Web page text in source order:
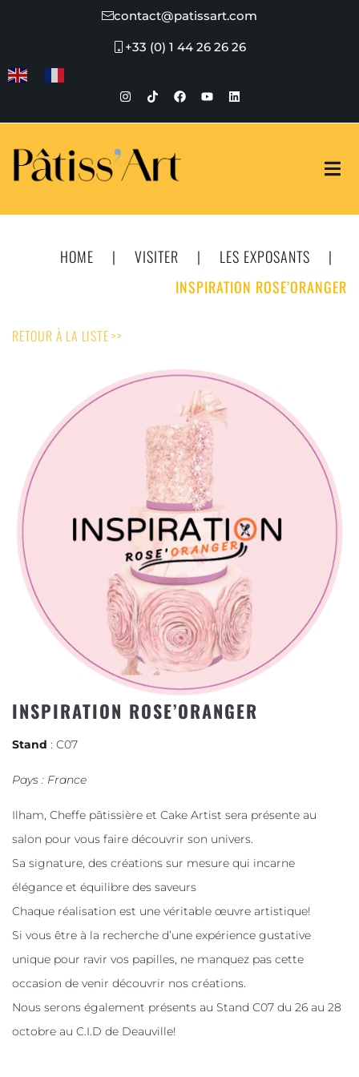
contact@patissart.com
+33 (0) 1 44 26 26 26
HOME | VISITER | LES EXPOSANTS
|
INSPIRATION ROSE’ORANGER
RETOUR À LA LISTE >>
INSPIRATION ROSE’ORANGER
Stand : C07
Pays : France
Ilham, Cheffe pâtissière et Cake Artist sera présente au
salon pour vous faire découvrir son univers.
Sa signature, des créations sur mesure qui incarne
élégance et équilibre des saveurs
Chaque réalisation est une véritable œuvre artistique!
Si vous être à la recherche d’une expérience gustative
unique pour ravir vos papilles, ne manquez pas cette
occasion de venir découvrir nos créations.
Nous serons également présents au Stand C07 du 26 au 28
octobre au C.I.D de Deauville!